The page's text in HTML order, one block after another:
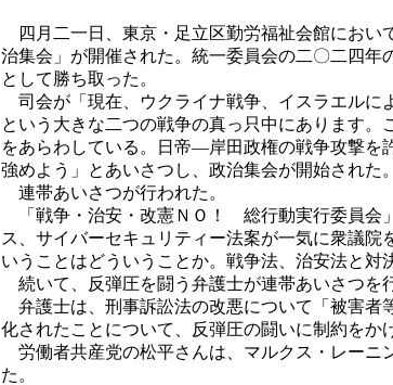
四月二一日、東京・足立区勤労福祉会館におい
治集会」が開催された。統一委員会の二〇二四
として勝ち取った。
司会が「現在、ウクライナ戦争、イスラエルに
という大きな二つの戦争の真っ只中にあります
をあらわしている。日帝―岸田政権の戦争攻撃を
強めよう」とあいさつし、政治集会が開始された。
連帯あいさつが行われた。
「戦争・治安・改憲ＮＯ！ 総行動実行委員会
ス、サイバーセキュリティー法案が一気に衆議
いうことはどういうことか。戦争法、治安法と対
続いて、反弾圧を闘う弁護士が連帯あいさつを
弁護士は、刑事訴訟法の改悪について「被害者
化されたことについて、反弾圧の闘いに制約をか
労働者共産党の松平さんは、マルクス・レーニ
た。